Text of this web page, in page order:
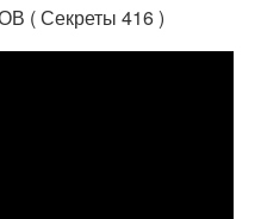
( Секреты 416 )